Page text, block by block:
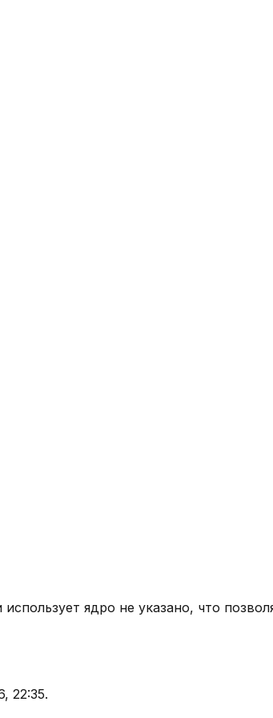
использует ядро не указано, что
22:35.